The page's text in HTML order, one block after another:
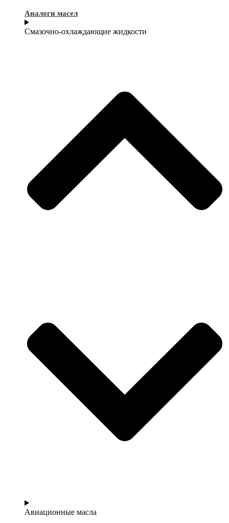
Аналоги масел
Смазочно-охлаждающие жидкости
Авиационные масла